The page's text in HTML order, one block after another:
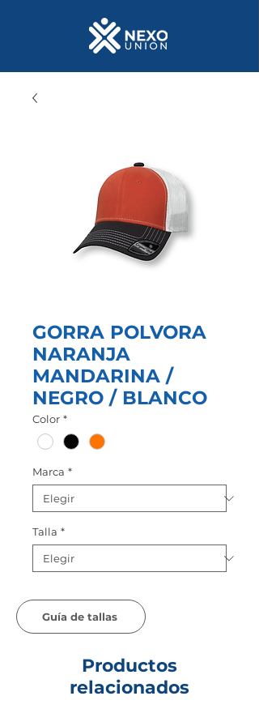
GORRA POLVORA
NARANJA
MANDARINA /
NEGRO / BLANCO
Color *
Marca *
Talla *
Guía de tallas
Productos
relacionados